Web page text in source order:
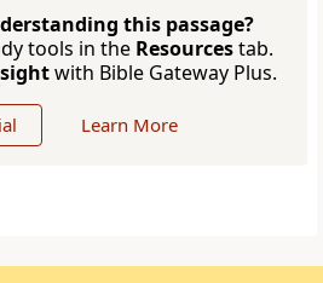
this passage?
tools in the Resourcestab.
with Bible Gateway Plus.
Learn More